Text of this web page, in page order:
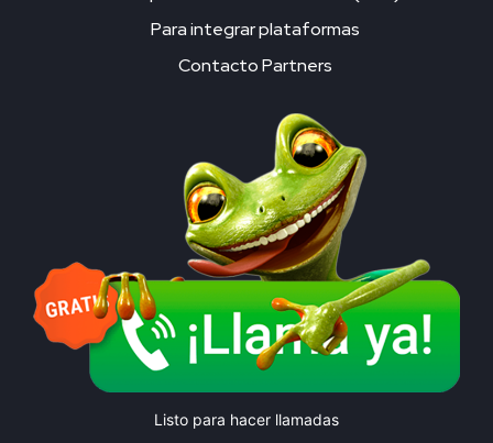
Para integrar plataformas
Contacto Partners
Listo para hacer llamadas